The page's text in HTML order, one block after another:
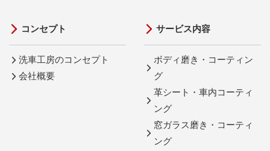
コンセプト
洗車工房のコンセプト
会社概要
サービス内容
ボディ磨き・コーティン
グ
革シート・車内コーティ
ング
窓ガラス磨き・コーティ
ング